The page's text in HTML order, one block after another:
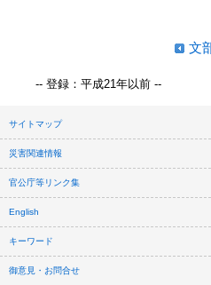
文
-- 登録：平成21年以前 --
サイトマップ
災害関連情報
官公庁等リンク集
English
キーワード
御意見・お問合せ